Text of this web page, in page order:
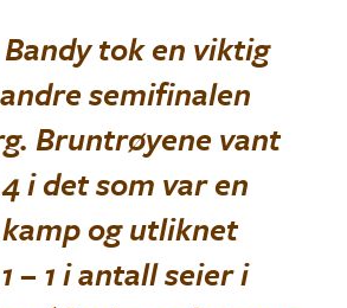
tok en viktig
semifinalen
Bruntrøyene vant
i det som var en
og utliknet
– 1 i antall seier i